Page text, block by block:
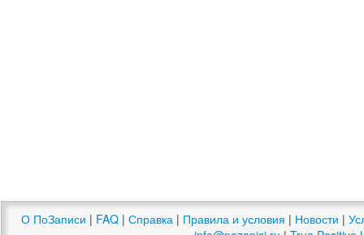
О ПоЗаписи | FAQ | Справка | Правила и условия | Новости |